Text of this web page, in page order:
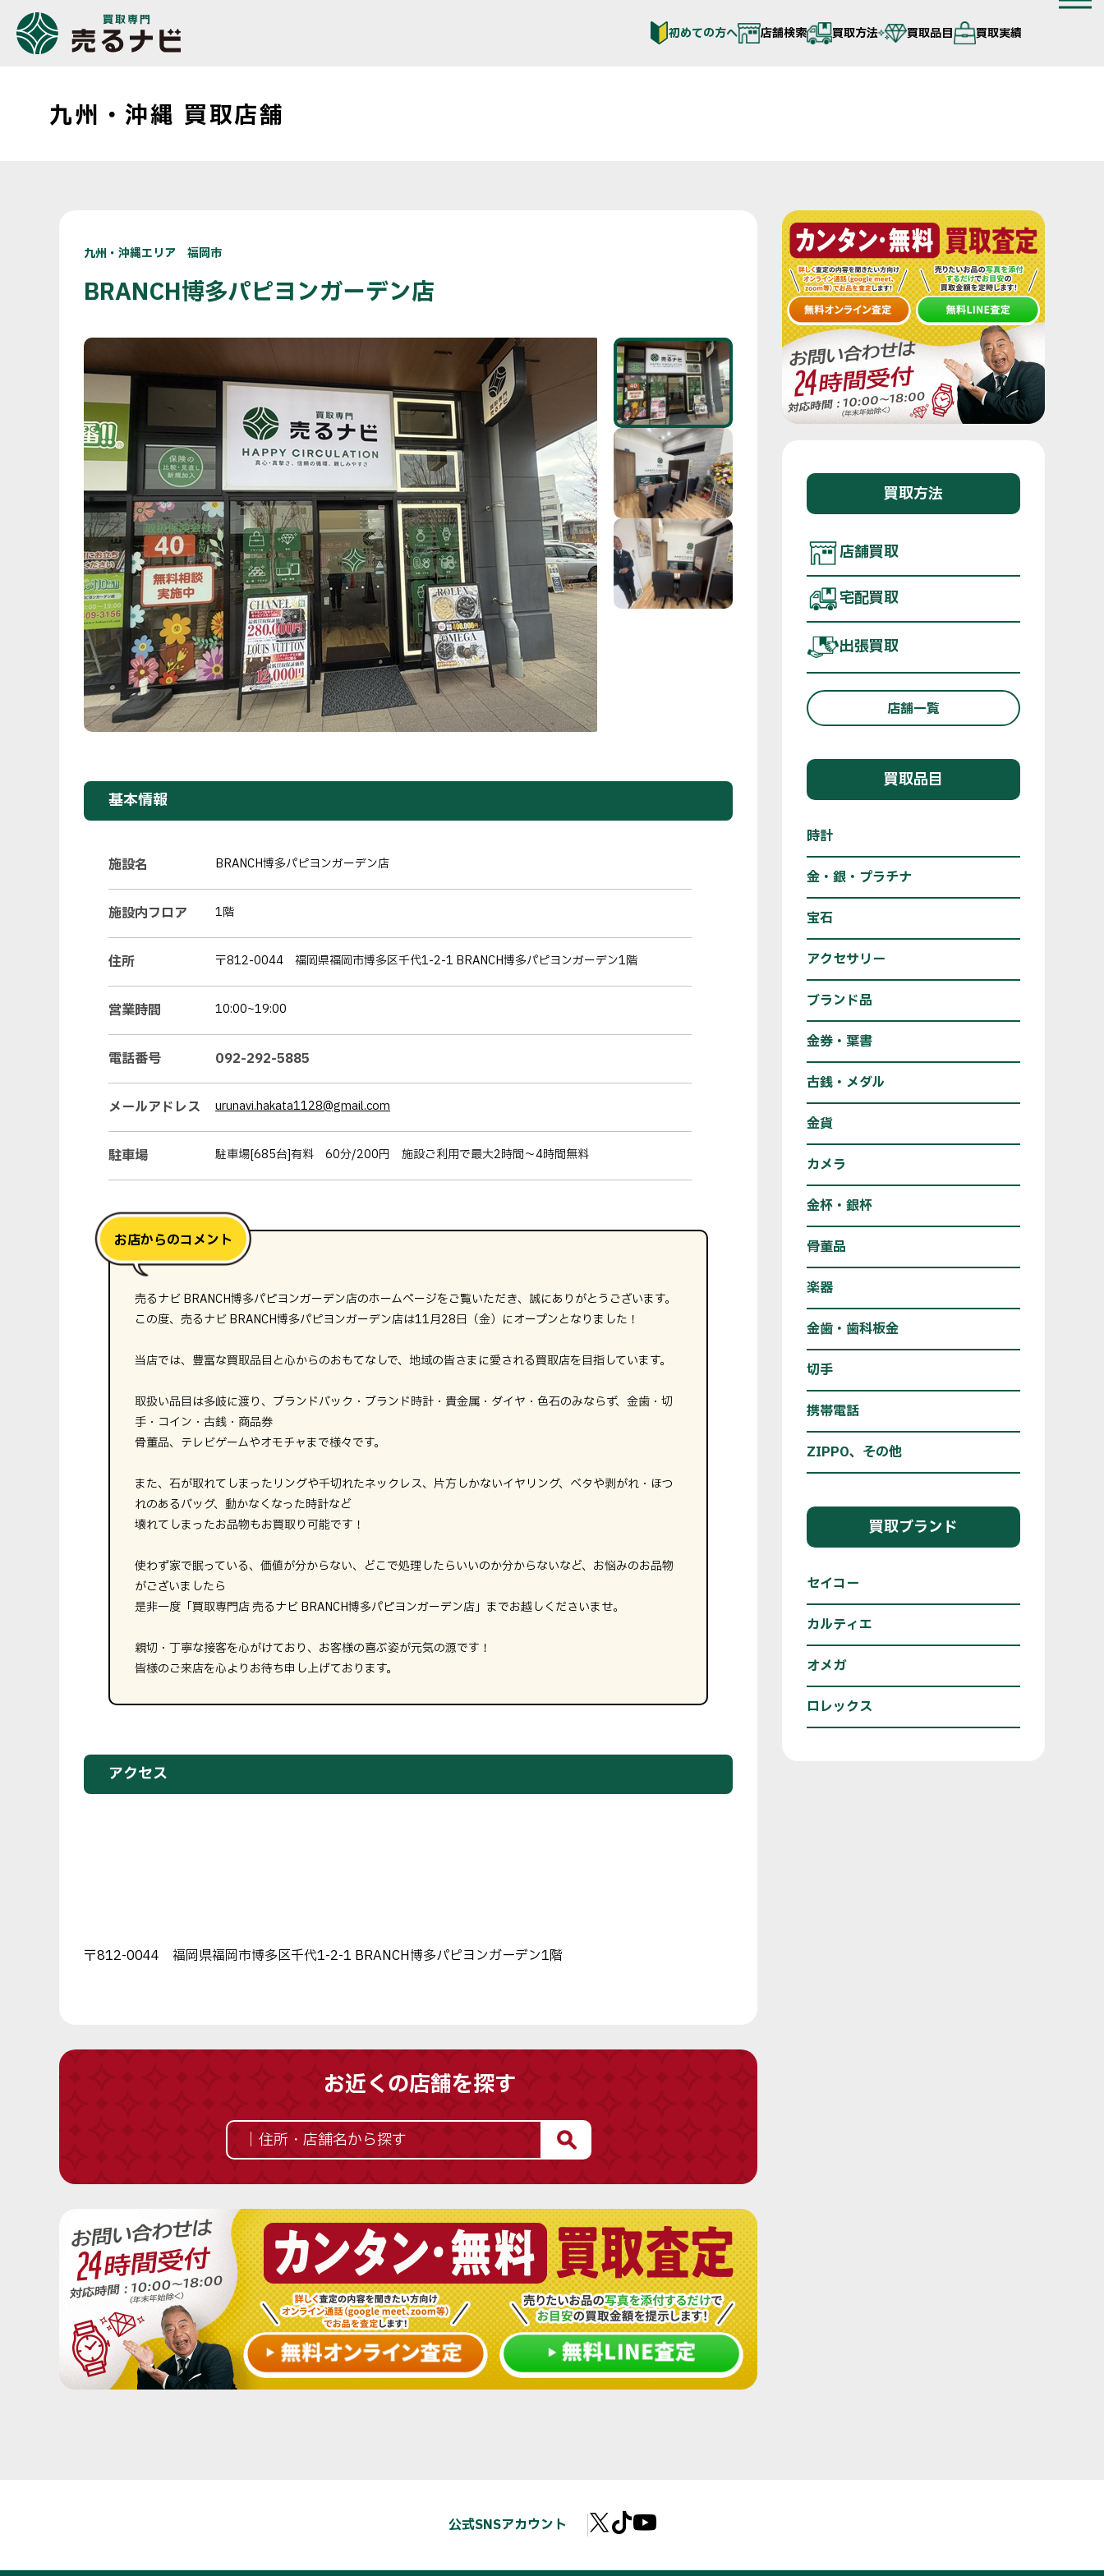
初めての方へ 店舗検索 買取方法 買取品目 買取実績
九州・沖縄 買取店舗
九州・沖縄エリア 福岡市
BRANCH博多パピヨンガーデン店
基本情報
施設名 BRANCH博多パピヨンガーデン店
施設内フロア 1階
住所 〒812-0044 福岡県福岡市博多区千代1-2-1 BRANCH博多パピヨンガーデン1階
営業時間 10:00~19:00
電話番号 092-292-5885
メールアドレス urunavi.hakata1128@gmail.com
駐車場 駐車場[685台]有料 60分/200円 施設ご利用で最大2時間～4時間無料
売るナビ BRANCH博多パピヨンガーデン店のホームページをご覧いただき、誠にありがとうございます。
この度、売るナビ BRANCH博多パピヨンガーデン店は11月28日（金）にオープンとなりました！
当店では、豊富な買取品目と心からのおもてなしで、地域の皆さまに愛される買取店を目指しています。
取扱い品目は多岐に渡り、ブランドバック・ブランド時計・貴金属・ダイヤ・色石のみならず、金歯・切
手・コイン・古銭・商品券
骨董品、テレビゲームやオモチャまで様々です。
また、石が取れてしまったリングや千切れたネックレス、片方しかないイヤリング、ベタや剥がれ・ほつ
れのあるバッグ、動かなくなった時計など
壊れてしまったお品物もお買取り可能です！
使わず家で眠っている、価値が分からない、どこで処理したらいいのか分からないなど、お悩みのお品物
がございましたら
是非一度「買取専門店 売るナビ BRANCH博多パピヨンガーデン店」までお越しくださいませ。
親切・丁寧な接客を心がけており、お客様の喜ぶ姿が元気の源です！
皆様のご来店を心よりお待ち申し上げております。
アクセス
〒812-0044 福岡県福岡市博多区千代1-2-1 BRANCH博多パピヨンガーデン1階
お近くの店舗を探す
買取方法
店舗買取
宅配買取
出張買取
店舗一覧
買取品目
時計
金・銀・プラチナ
宝石
アクセサリー
ブランド品
金券・葉書
古銭・メダル
金貨
カメラ
金杯・銀杯
骨董品
楽器
金歯・歯科板金
切手
携帯電話
ZIPPO、その他
買取ブランド
セイコー
カルティエ
オメガ
ロレックス
公式SNSアカウント